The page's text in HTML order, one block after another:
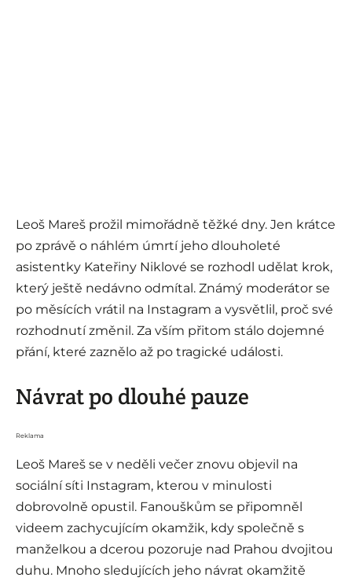
Leoš Mareš prožil mimořádně těžké dny. Jen krátce
po zprávě o náhlém úmrtí jeho dlouholeté
asistentky Kateřiny Niklové se rozhodl udělat krok,
který ještě nedávno odmítal. Známý moderátor se
po měsících vrátil na Instagram a vysvětlil, proč své
rozhodnutí změnil. Za vším přitom stálo dojemné
přání, které zaznělo až po tragické události.
Návrat po dlouhé pauze
Reklama
Leoš Mareš se v neděli večer znovu objevil na
sociální síti Instagram, kterou v minulosti
dobrovolně opustil. Fanouškům se připomněl
videem zachycujícím okamžik, kdy společně s
manželkou a dcerou pozoruje nad Prahou dvojitou
duhu. Mnoho sledujících jeho návrat okamžitě